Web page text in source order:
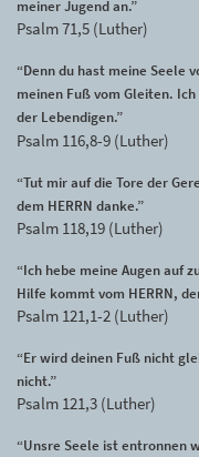
meiner Jugend an.”
Psalm 71,5 (Luther)
“Denn du hast meine Seele
meinen Fuß vom Gleiten.
der Lebendigen.”
Psalm 116,8-9 (Luther)
“Tut mir auf die Tore der
dem HERRN danke.”
Psalm 118,19 (Luther)
“Ich hebe meine Augen auf
Hilfe kommt vom HERRN,
Psalm 121,1-2 (Luther)
“Er wird deinen Fuß nicht
nicht.”
Psalm 121,3 (Luther)
“Unsre Seele ist entronnen